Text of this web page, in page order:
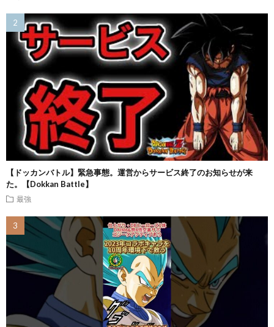
【ドッカンバトル】緊急事態。運営からサービス終了のお知らせが来
た。【Dokkan Battle】
最強